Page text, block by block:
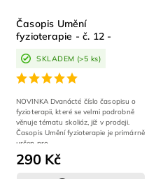
Časopis Umění
fyzioterapie - č. 12 -
SKLADEM (>5 ks)
290 Kč
NOVINKA Dvanácté číslo časopisu o
fyzioterapii, které se velmi podrobně
věnuje tématu skolióz, již v prodeji.
Časopis Umění fyzioterapie je primárně
určen pro...